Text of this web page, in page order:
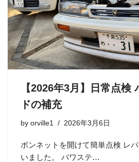
【2026年3月】日常点検
ドの補充
by orville1 2026年3月6日
ボンネットを開けて簡単点検 レ
いました。 パワステ…